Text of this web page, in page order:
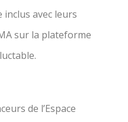
inclus avec leurs
sur la plateforme
de l’Espace